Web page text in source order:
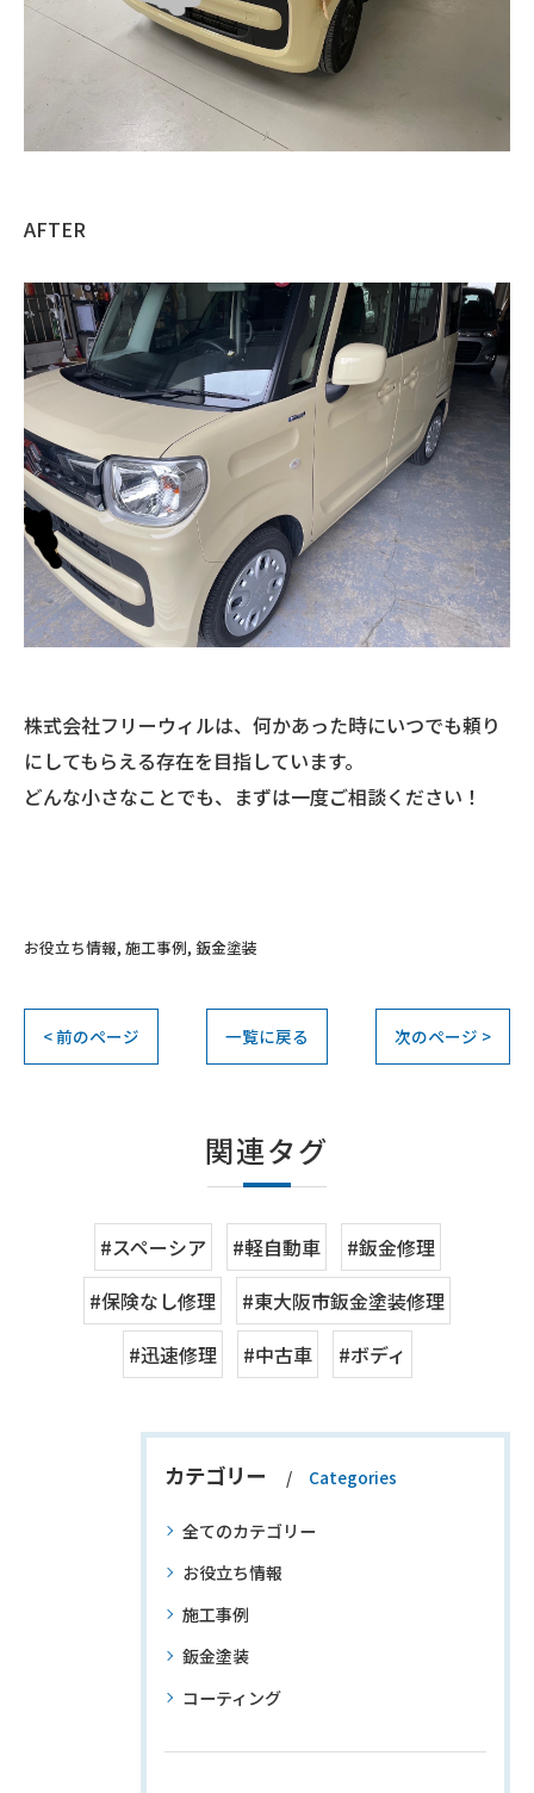
AFTER
株式会社フリーウィルは、何かあった時にいつでも頼り
にしてもらえる存在を目指しています。
どんな小さなことでも、まずは一度ご相談ください！
お役立ち情報 施工事例 鈑金塗装
< 前のページ 一覧に戻る 次のページ >
関連タグ
#スペーシア #軽自動車
#鈑金修理
#保険なし修理
#東大阪市鈑金塗装修理
#迅速修理
#中古車 #ボディ
カテゴリー Categories
全てのカテゴリー
お役立ち情報
施工事例
鈑金塗装
コーティング